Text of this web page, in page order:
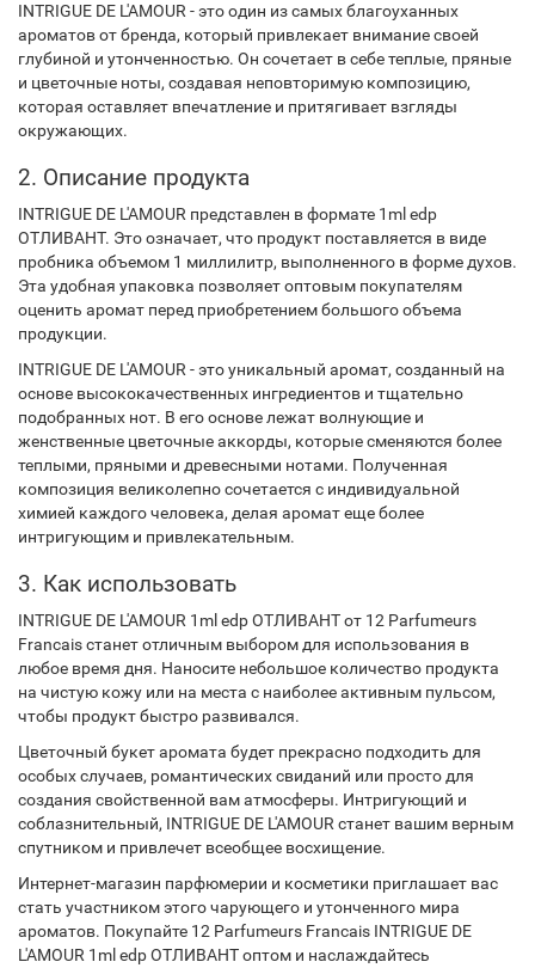
INTRIGUE DE L'AMOUR - это один из самых благоуханных
ароматов от бренда, который привлекает внимание своей
глубиной и утонченностью. Он сочетает в себе теплые, пряные
и цветочные ноты, создавая неповторимую композицию,
которая оставляет впечатление и притягивает взгляды
окружающих.
2. Описание продукта
INTRIGUE DE L'AMOUR представлен в формате 1ml edp
ОТЛИВАНТ. Это означает, что продукт поставляется в виде
пробника объемом 1 миллилитр, выполненного в форме духов.
Эта удобная упаковка позволяет оптовым покупателям
оценить аромат перед приобретением большого объема
продукции.
INTRIGUE DE L'AMOUR - это уникальный аромат, созданный на
основе высококачественных ингредиентов и тщательно
подобранных нот. В его основе лежат волнующие и
женственные цветочные аккорды, которые сменяются более
теплыми, пряными и древесными нотами. Полученная
композиция великолепно сочетается с индивидуальной
химией каждого человека, делая аромат еще более
интригующим и привлекательным.
3. Как использовать
INTRIGUE DE L'AMOUR 1ml edp ОТЛИВАНТ от 12 Parfumeurs
Francais станет отличным выбором для использования в
любое время дня. Наносите небольшое количество продукта
на чистую кожу или на места с наиболее активным пульсом,
чтобы продукт быстро развивался.
Цветочный букет аромата будет прекрасно подходить для
особых случаев, романтических свиданий или просто для
создания свойственной вам атмосферы. Интригующий и
соблазнительный, INTRIGUE DE L'AMOUR станет вашим верным
спутником и привлечет всеобщее восхищение.
Интернет-магазин парфюмерии и косметики приглашает вас
стать участником этого чарующего и утонченного мира
ароматов. Покупайте 12 Parfumeurs Francais INTRIGUE DE
L'AMOUR 1ml edp ОТЛИВАНТ оптом и наслаждайтесь